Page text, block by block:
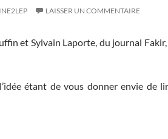
LAISSER UN COMMENTAIRE
et Sylvain Laporte, du journal Fakir,
étant de vous donner envie de